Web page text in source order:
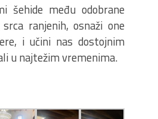
šehide među odobrane
ranjenih, osnaži one
i učini nas dostojnim
u najtežim vremenima.